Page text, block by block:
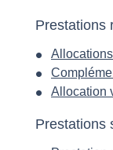
Prestations
Allocation
Prestations